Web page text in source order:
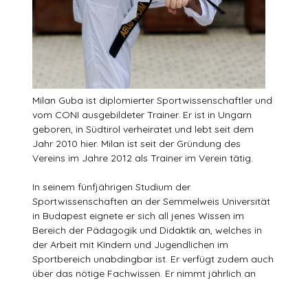
Milan Guba ist diplomierter Sportwissenschaftler und
vom CONI ausgebildeter Trainer. Er ist in Ungarn
geboren, in Südtirol verheiratet und lebt seit dem
Jahr 2010 hier. Milan ist seit der Gründung des
Vereins im Jahre 2012 als Trainer im Verein tätig.
In seinem fünfjährigen Studium der
Sportwissenschaften an der Semmelweis Universität
in Budapest eignete er sich all jenes Wissen im
Bereich der Pädagogik und Didaktik an, welches in
der Arbeit mit Kindern und Jugendlichen im
Sportbereich unabdingbar ist. Er verfügt zudem auch
über das nötige Fachwissen. Er nimmt jährlich an